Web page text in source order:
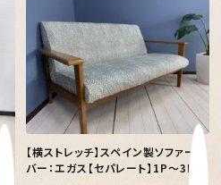
【横ストレッチ】スペイン製ソファーカ
バー：エガス【セパレート】1P～3P